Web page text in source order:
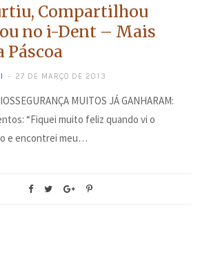
Compartilhou
no i-Dent – Mais
Páscoa
27 DE MARÇO DE 2013
MUITOS JÁ GANHARAM:
“Fiquei muito feliz quando vi o
e encontrei meu…